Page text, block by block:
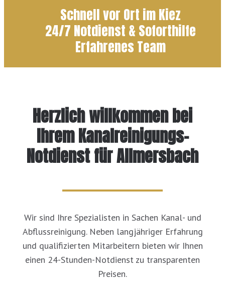
Schnell vor Ort im Kiez
24/7 Notdienst & Soforthilfe
Erfahrenes Team
Herzlich willkommen bei
Ihrem Kanalreinigungs-
Notdienst für Allmersbach
Wir sind Ihre Spezialisten in Sachen Kanal- und
Abflussreinigung. Neben langjähriger Erfahrung
und qualifizierten Mitarbeitern bieten wir Ihnen
einen 24-Stunden-Notdienst zu transparenten
Preisen.